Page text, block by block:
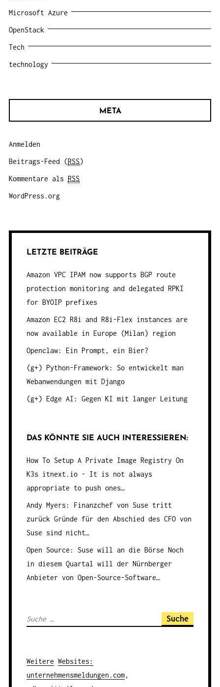
Microsoft Azure
OpenStack
Tech
technology
META
Anmelden
Beitrags-Feed (RSS)
Kommentare als RSS
WordPress.org
LETZTE BEITRÄGE
Amazon VPC IPAM now supports BGP route
protection monitoring and delegated RPKI
for BYOIP prefixes
Amazon EC2 R8i and R8i-Flex instances are
now available in Europe (Milan) region
Openclaw: Ein Prompt, ein Bier?
(g+) Python-Framework: So entwickelt man
Webanwendungen mit Django
(g+) Edge AI: Gegen KI mit langer Leitung
DAS KÖNNTE SIE AUCH INTERESSIEREN:
How To Setup A Private Image Registry On
K3s itnext.io - It is not always
appropriate to push ones…
Andy Myers: Finanzchef von Suse tritt
zurück Gründe für den Abschied des CFO von
Suse sind nicht…
Open Source: Suse will an die Börse Noch
in diesem Quartal will der Nürnberger
Anbieter von Open-Source-Software…
S
h
e
Weitere Websites :
unternehmensmeldungen.com,